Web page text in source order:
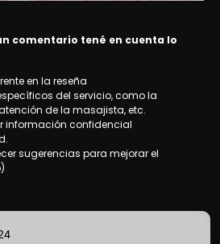
comentario tené en cuenta lo
en la reseña
del servicio, como la
de la masajista, etc.
información confidencial
sugerencias para mejorar el